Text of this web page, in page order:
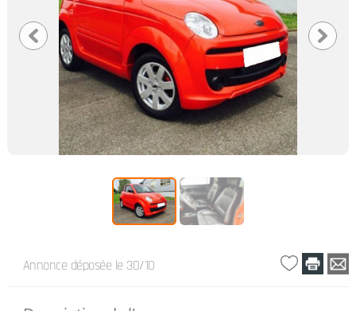
Annonce déposée le 30/10